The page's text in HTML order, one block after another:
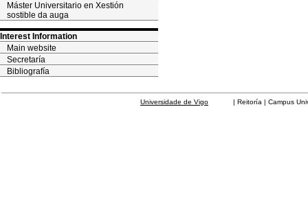
Máster Universitario en Xestión
sostible da auga
Interest Information
Main website
Secretaría
Bibliografía
Universidade de Vigo | Reitoría | Campus